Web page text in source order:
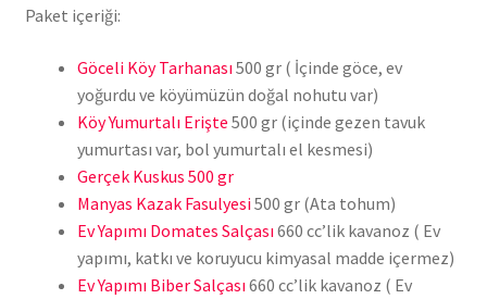
Paket içeriği:
Göceli Köy Tarhanası500 gr ( İçinde göce, ev
yoğurdu ve köyümüzün doğal nohutu var)
Köy Yumurtalı Erişte 500 gr (içinde gezen tavuk
yumurtası var, bol yumurtalı el kesmesi)
Gerçek Kuskus 500 gr
Manyas Kazak Fasulyesi500 gr (Ata tohum)
Ev Yapımı Domates Salçası660 cc’lik kavanoz ( Ev
yapımı, katkı ve koruyucu kimyasal madde içermez)
Ev Yapımı Biber Salçası660 cc’lik kavanoz ( Ev